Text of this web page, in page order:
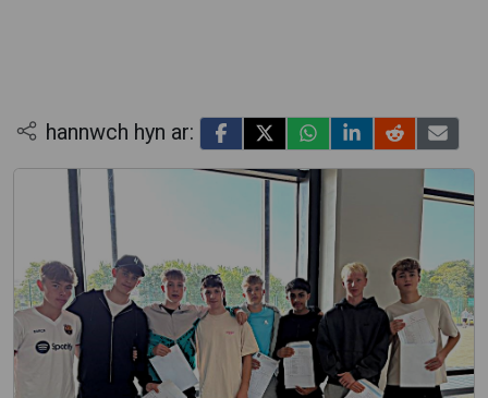
hannwch hyn ar: